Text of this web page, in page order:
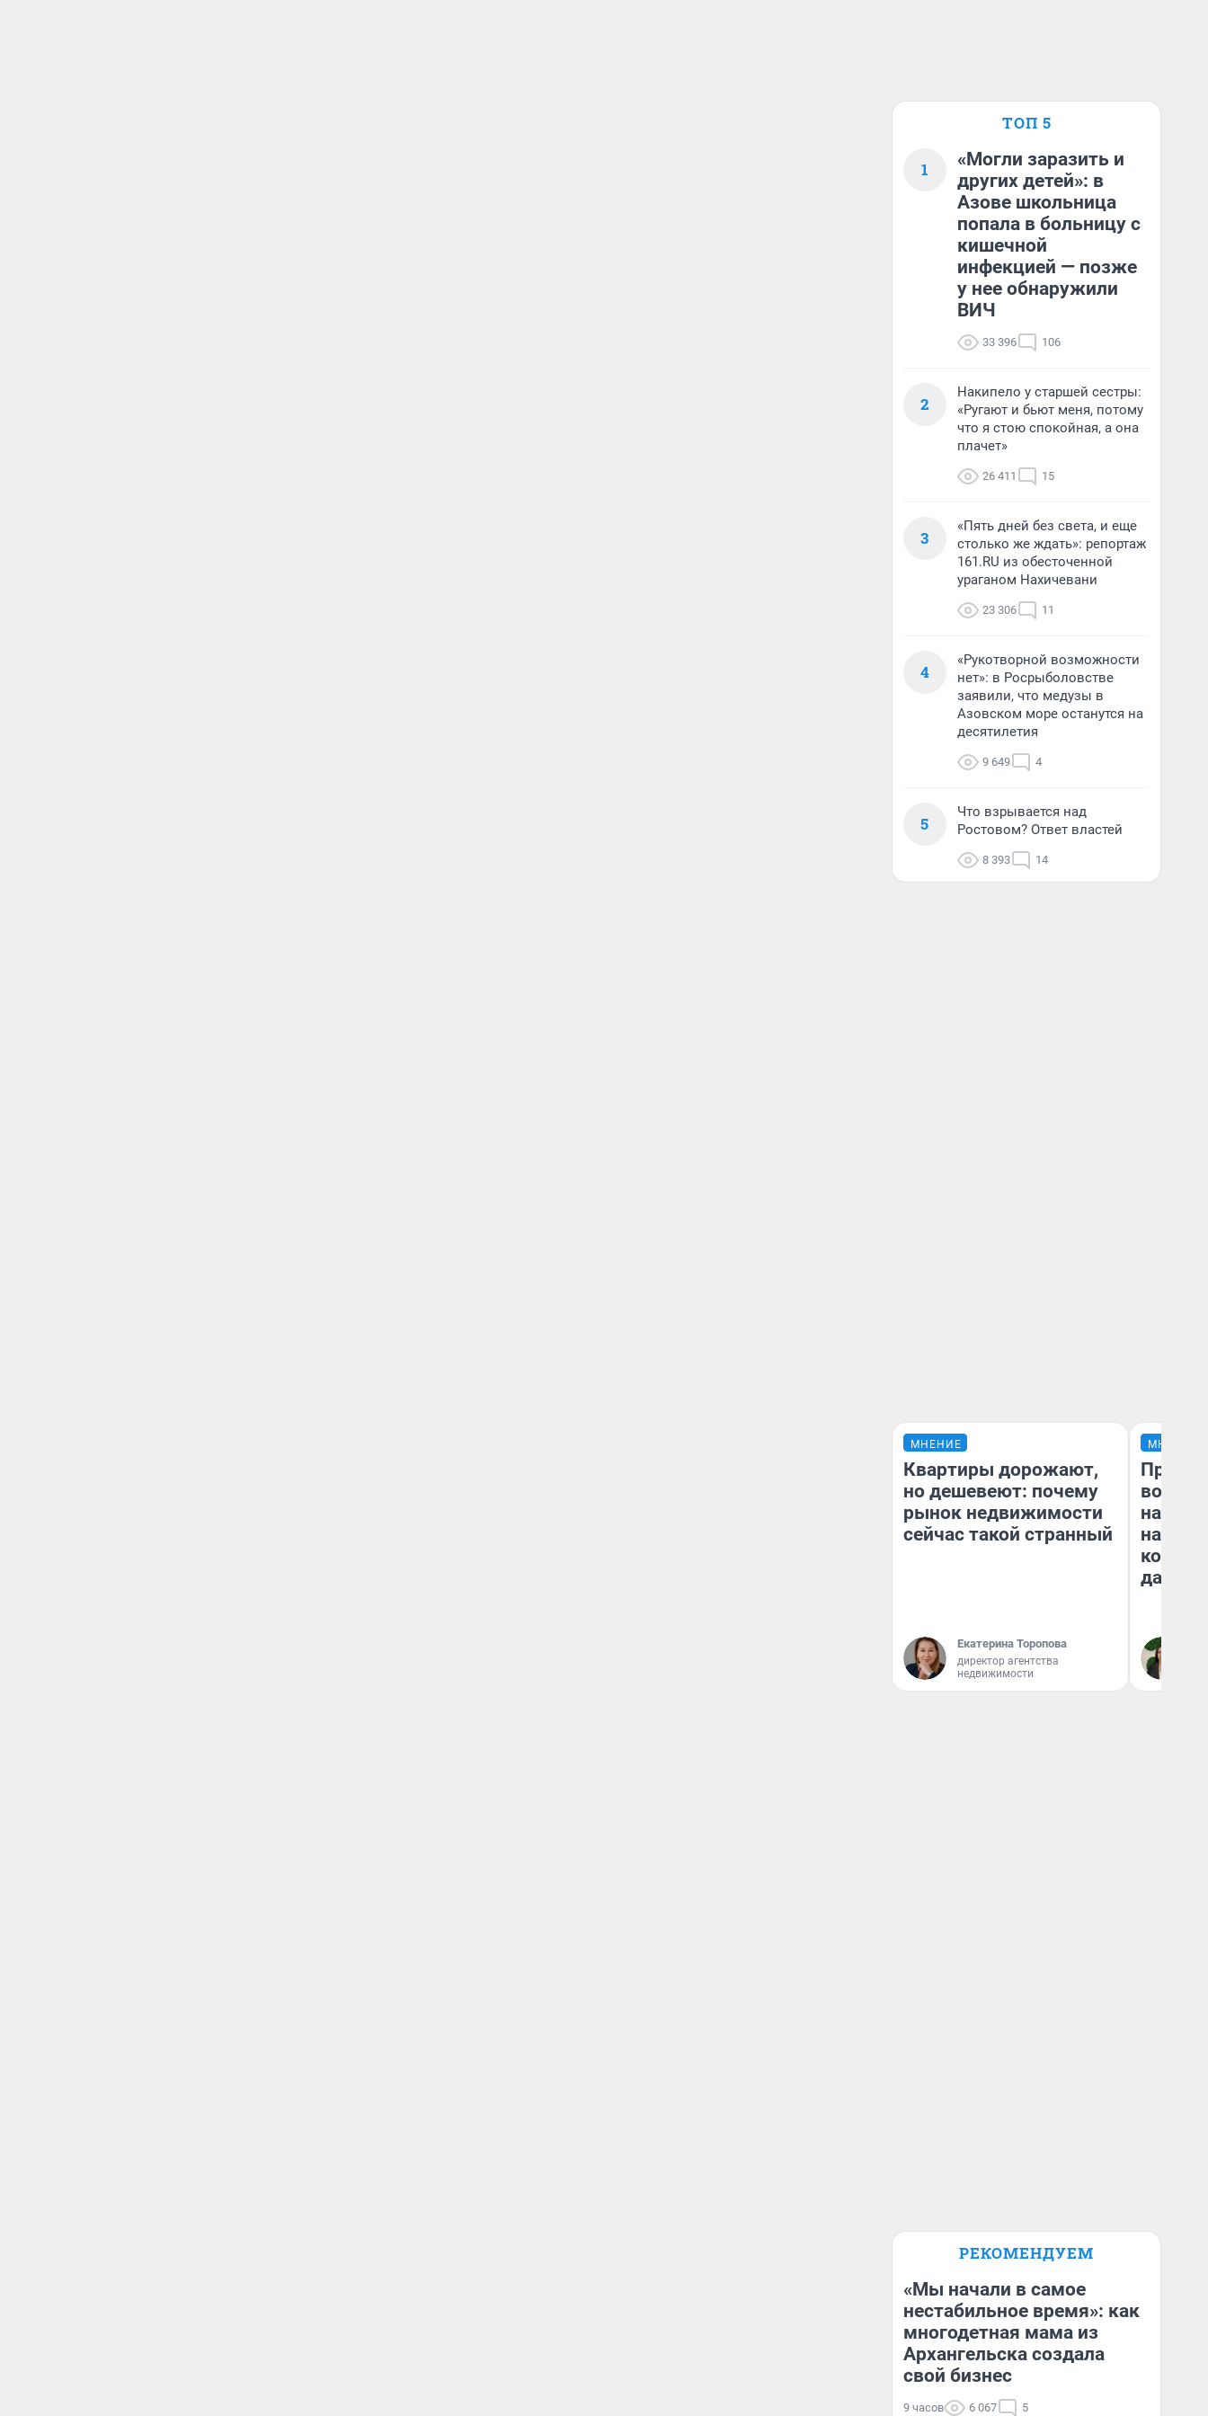
ТОП 5
1
«Могли заразить и
других детей»: в
Азове школьница
попала в больницу с
кишечной
инфекцией — позже
у нее обнаружили
ВИЧ
33 396 106
2
Накипело у старшей сестры:
«Ругают и бьют меня, потому
что я стою спокойная, а она
плачет»
26 411 15
3
«Пять дней без света, и еще
столько же ждать»: репортаж
161.RU из обесточенной
ураганом Нахичевани
23 306 11
4
«Рукотворной возможности
нет»: в Росрыболовстве
заявили, что медузы в
Азовском море останутся на
десятилетия
9 649 4
5
Что взрывается над
Ростовом? Ответ властей
8 393 14
МНЕНИЕ
Квартиры дорожают,
но дешевеют: почему
рынок недвижимости
сейчас такой странный
Екатерина Торопова
директор агентства
недвижимости
МНЕНИЕ
нам
даже
РЕКОМЕНДУЕМ
«Мы начали в самое
нестабильное время»: как
многодетная мама из
Архангельска создала
свой бизнес
9 часов 6 067 5